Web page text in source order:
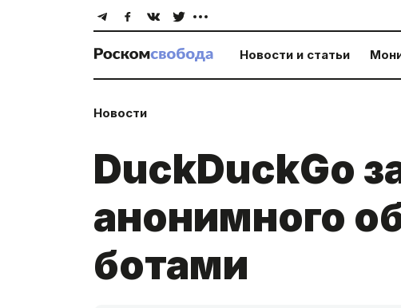
Новости и статьи
Новости
DuckDuckGo
анонимного
ботами